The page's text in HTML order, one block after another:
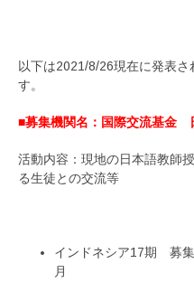
以下は2021/8/26現在に発表
す。
■募集機関名：国際交流基金
活動内容：現地の日本語教師
る生徒との交流等
インドネシア17期 募
月